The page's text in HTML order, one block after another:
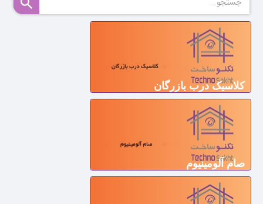
کلاسیک درب بازرگان
صام آلومینیوم